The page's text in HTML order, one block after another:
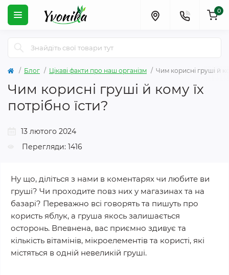
0
Блог Цікаві факти про наш організм Чим корисні груші й
Чим корисні груші й кому їх
потрібно їсти?
13 лютого 2024
Перегляди: 1416
Ну що, діліться з нами в коментарях чи любите ви
груші? Чи проходите повз них у магазинах та на
базарі? Переважно всі говорять та пишуть про
користь яблук, а груша якось залишається
осторонь. Впевнена, вас приємно здивує та
кількість вітамінів, мікроелементів та користі, які
містяться в одній невеликій груші.